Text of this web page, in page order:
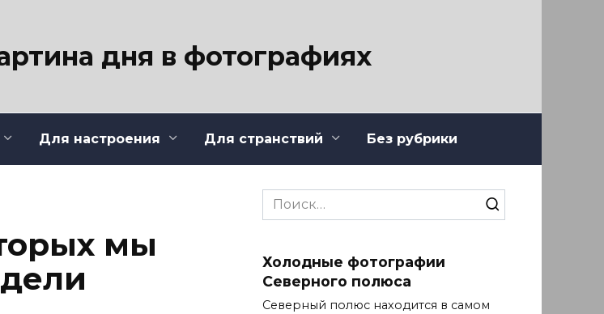
дня в фотографиях
Для настроения Для странствий Без рубрики
мы
Search
for:
Холодные фотографии
Северного полюса
Северный полюс находится в самом